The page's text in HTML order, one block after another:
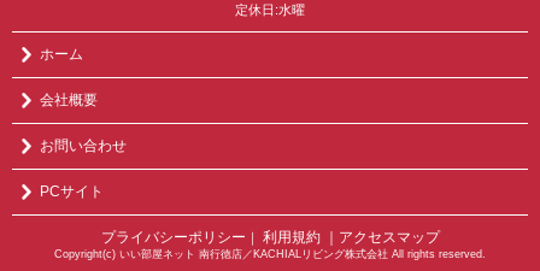
定休日:水曜
ホーム
会社概要
お問い合わせ
PCサイト
プライバシーポリシー ｜ 利用規約 ｜アクセスマップ
Copyright(c) いい部屋ネット 南行徳店／KACHIALリビング株式会社 All rights reserved.